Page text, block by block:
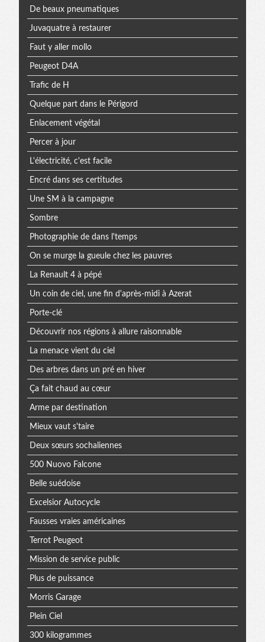
De beaux pneumatiques
Juvaquatre à restaurer
Faut y aller mollo
Peugeot D4A
Trafic de H
Quelque part dans le Périgord
Enlacement végétal
Percer à jour
L'électricité, c'est facile
Encré dans ses certitudes
Une SM à la campagne
Sombre
Photographie de dans l'temps
On se murge la gueule chez les pauvres
La Renault 4 à pépé
Un coin de ciel, une fin d'après-midi à Azerat
Porte-clé
Découvrir nos régions à allure raisonnable
La menace vient du ciel
Des arbres dans un pré en hiver
Ça fait chaud au cœur
Arme par destination
Mieux vaut s'taire
Deux sœurs sochaliennes
500 Nuovo Falcone
Belle suédoise
Excelsior Autocycle
Fausses vraies américaines
Terrot Peugeot
Mission de service public
Plus de puissance
Morris Garage
Plein Ciel
300 kilogrammes